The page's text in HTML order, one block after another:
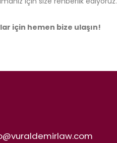
için hemen bize ulaşın!